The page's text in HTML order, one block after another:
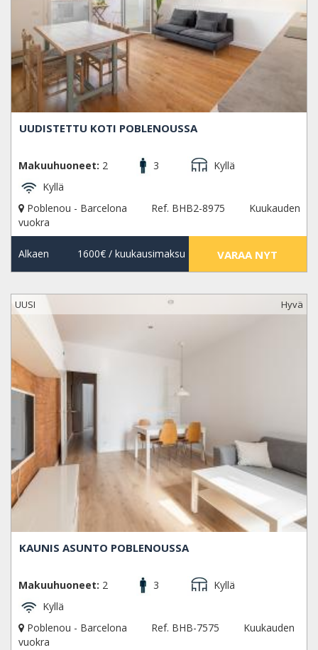
UUDISTETTU KOTI POBLENOUSSA
Makuuhuoneet: 2 3
Kyllä
Kyllä
Poblenou - Barcelona
Ref. BHB2-8975
Kuukauden
vuokra
Alkaen 1600€/ kuukausimaksu VARAA NYT
UUSI Hyvä
KAUNIS ASUNTO POBLENOUSSA
Makuuhuoneet: 2 3
Kyllä
Kyllä
Poblenou - Barcelona
Ref. BHB-7575
Kuukauden
vuokra